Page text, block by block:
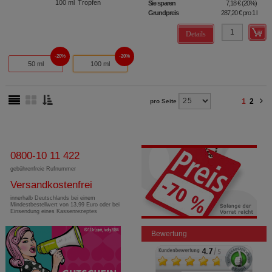
100 ml Tropfen Sie sparen 7,18 €(20%)
Grundpreis
287,20 €pro 1 l
Details
50 ml
20%
100 ml
20%
pro Seite 1 2
0800-10 11 422
gebührenfreie Rufnummer
Versandkostenfrei
innerhalb Deutschlands bei einem
Mindestbestellwert von 13,99 Euro oder bei
Einsendung eines Kassenrezeptes
Bewertung